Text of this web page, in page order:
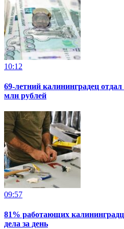
10:12
69-летний калининградец
млн рублей
09:57
81% работающих
дела за день